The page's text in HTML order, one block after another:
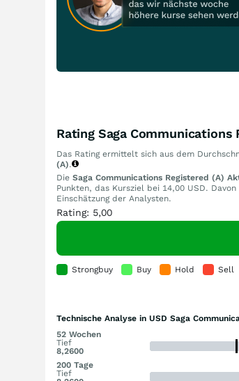
Rating Saga Communications
Das Rating ermittelt sich aus dem
(A).
Die Saga Communications Registered (A)
Punkten, das Kursziel bei 14,00 USD.
Einschätzung der Analysten.
Rating: 5,00
Strongbuy Buy Hold Sell
Technische Analyse in USD Saga
52 Wochen
Tief
8,2600
200 Tage
Tief